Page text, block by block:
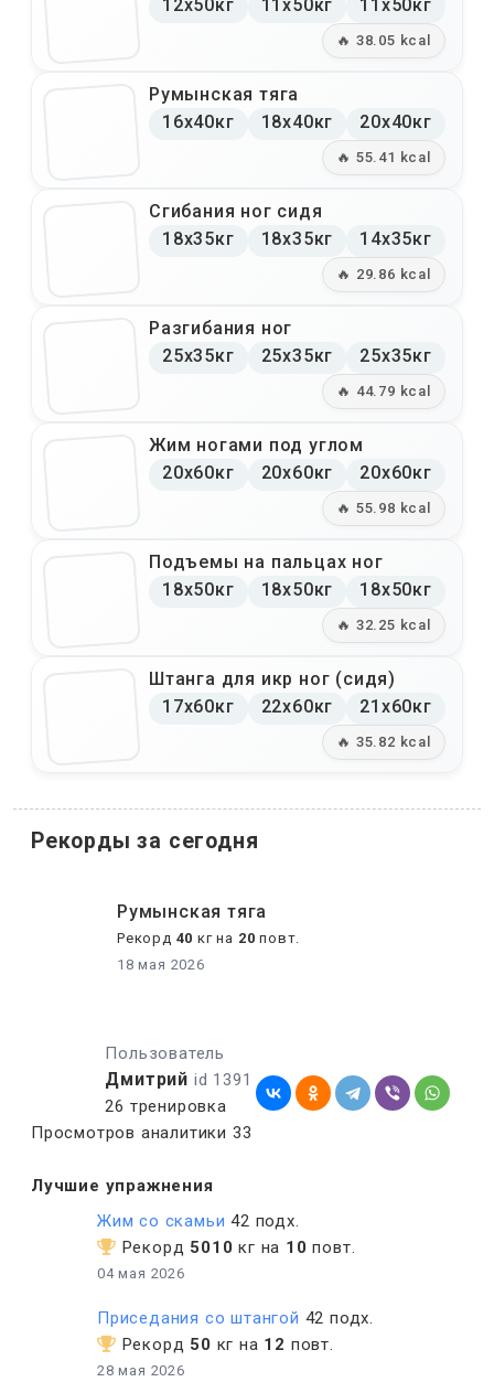
Пользователь
Дмитрий id 1391
26 тренировка
Просмотров аналитики 33
Лучшие упражнения
Жим со скамьи 42 подх.
Рекорд 5010 кг на 10 повт.
04 мая 2026
Приседания со штангой 42 подх.
Рекорд 50 кг на 12 повт.
28 мая 2026
12x50кг
11x50кг 11x50кг
🔥 38.05 kcal
Румынская тяга
16x40кг
18x40кг 20x40кг
🔥 55.41 kcal
Сгибания ног сидя
18x35кг
18x35кг 14x35кг
🔥 29.86 kcal
Разгибания ног
25x35кг
25x35кг 25x35кг
🔥 44.79 kcal
Жим ногами под углом
20x60кг
20x60кг 20x60кг
🔥 55.98 kcal
Подъемы на пальцах ног
18x50кг
18x50кг 18x50кг
🔥 32.25 kcal
Штанга для икр ног (сидя)
17x60кг
22x60кг 21x60кг
🔥 35.82 kcal
Рекорды за сегодня
Румынская тяга
Рекорд 40 кг на 20повт.
18 мая 2026